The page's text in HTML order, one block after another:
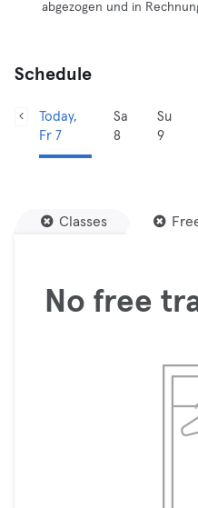
abgezogen und in
Schedule
Today,
Fr 7
Sa
8
Su
9
Classes
No free